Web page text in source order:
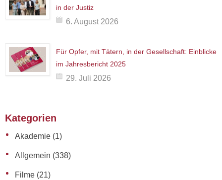
in der Justiz
6. August 2026
Für Opfer, mit Tätern, in der Gesellschaft: Einblicke
im Jahresbericht 2025
29. Juli 2026
Kategorien
Akademie (1)
Allgemein (338)
Filme (21)